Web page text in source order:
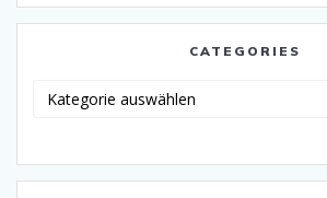
CATEGORIES